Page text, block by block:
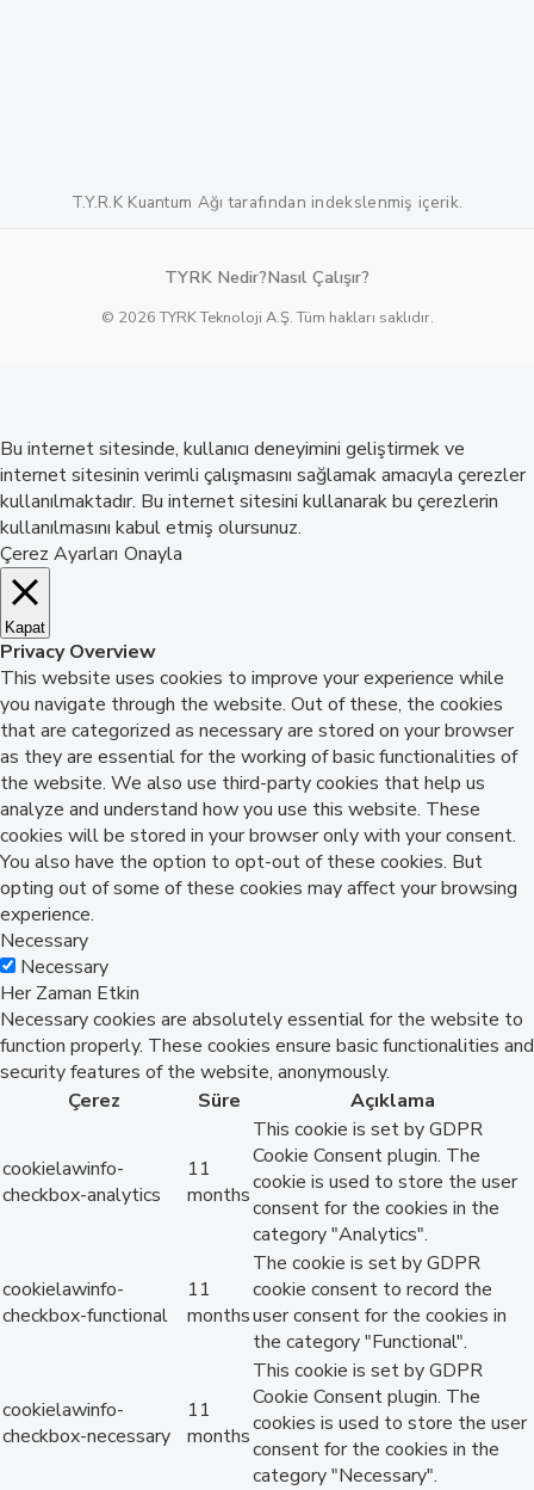
T.Y.R.K Kuantum Ağı tarafından indekslenmiş içerik.
TYRK Nedir?Nasıl Çalışır?
© 2026 TYRK Teknoloji A.Ş. Tüm hakları saklıdır.
Bu internet sitesinde, kullanıcı deneyimini geliştirmek ve
internet sitesinin verimli çalışmasını sağlamak amacıyla çerezler
kullanılmaktadır. Bu internet sitesini kullanarak bu çerezlerin
kullanılmasını kabul etmiş olursunuz.
Çerez Ayarları Onayla
Kapat
Privacy Overview
This website uses cookies to improve your experience while
you navigate through the website. Out of these, the cookies
that are categorized as necessary are stored on your browser
as they are essential for the working of basic functionalities of
the website. We also use third-party cookies that help us
analyze and understand how you use this website. These
cookies will be stored in your browser only with your consent.
You also have the option to opt-out of these cookies. But
opting out of some of these cookies may affect your browsing
experience.
Necessary
Necessary
Her Zaman Etkin
Necessary cookies are absolutely essential for the website to
function properly. These cookies ensure basic functionalities and
security features of the website, anonymously.
Çerez
Süre Açıklama
cookielawinfo-
checkbox-analytics
11
months
This cookie is set by GDPR
Cookie Consent plugin. The
cookie is used to store the user
consent for the cookies in the
category "Analytics".
cookielawinfo-
checkbox-functional
11
months
The cookie is set by GDPR
cookie consent to record the
user consent for the cookies in
the category "Functional".
cookielawinfo-
checkbox-necessary
11
months
This cookie is set by GDPR
Cookie Consent plugin. The
cookies is used to store the user
consent for the cookies in the
category "Necessary".